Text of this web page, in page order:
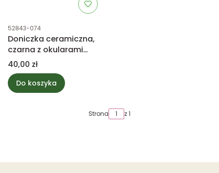
Kod produktu
52843-074
Doniczka ceramiczna,
czarna z okularami
11cm
Cena
40,00 zł
Do koszyka
Strona z 1